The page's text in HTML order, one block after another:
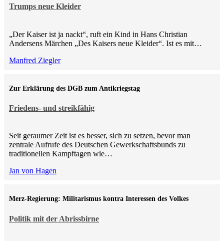
Trumps neue Kleider
„Der Kaiser ist ja nackt“, ruft ein Kind in Hans Christian
Andersens Märchen „Des Kaisers neue Kleider“. Ist es mit…
Manfred Ziegler
Friedens- und streikfähig
Zur Erklärung des DGB zum Antikriegstag
Seit geraumer Zeit ist es besser, sich zu setzen, bevor man
zentrale Aufrufe des Deutschen Gewerkschaftsbunds zu
traditionellen Kampftagen wie…
Jan von Hagen
Politik mit der Abrissbirne
Merz-Regierung: Militarismus kontra Inte­ressen des Volkes